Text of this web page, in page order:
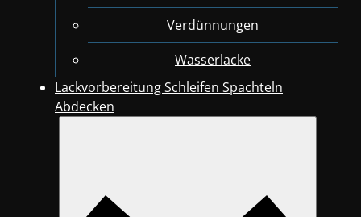
Verdünnungen
Wasserlacke
Lackvorbereitung Schleifen Spachteln
Abdecken